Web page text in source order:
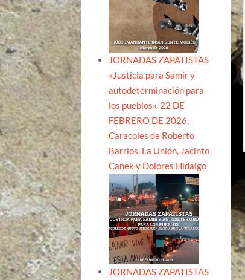
JORNADAS ZAPATISTAS
«Justicia para Samir y
autodeterminación para
los pueblos». 22 DE
FEBRERO DE 2026,
Caracoles de Roberto
Barrios, La Unión, Jacinto
Canek y Dolores Hidalgo
JORNADAS ZAPATISTAS